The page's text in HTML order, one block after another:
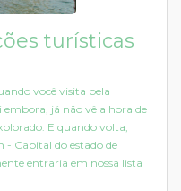
turísticas
você visita pela
já não vê a hora de
E quando volta,
- Capital do estado de
entraria em nossa lista